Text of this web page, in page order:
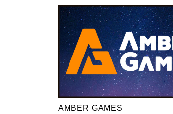
AMBER GAMES